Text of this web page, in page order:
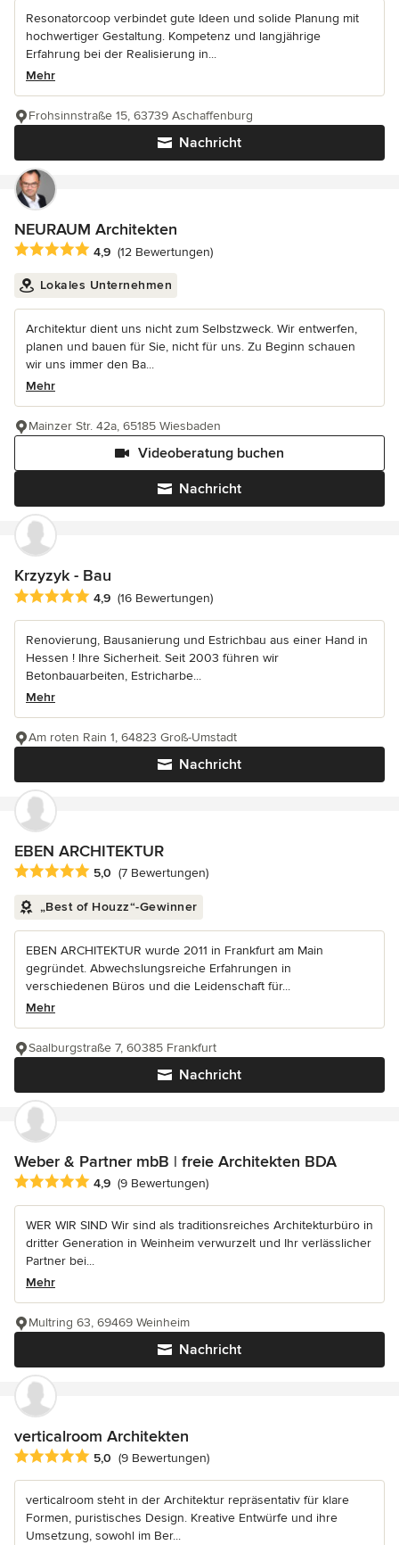
Resonatorcoop verbindet gute Ideen und solide Planung mit
hochwertiger Gestaltung. Kompetenz und langjährige
Erfahrung bei der Realisierung in...
Mehr
Nachricht
Frohsinnstraße 15, 63739 Aschaffenburg
NEURAUM Architekten
Durchschnittliche Bewertung: 4.9 von 5 Sternen
4,9 (12 Bewertungen)
Lokales Unternehmen
Architektur dient uns nicht zum Selbstzweck. Wir entwerfen,
planen und bauen für Sie, nicht für uns. Zu Beginn schauen
wir uns immer den Ba...
Mehr
Nachricht
Videoberatung buchen
Mainzer Str. 42a, 65185 Wiesbaden
Krzyzyk - Bau
Durchschnittliche Bewertung: 4.9 von 5 Sternen
4,9 (16 Bewertungen)
Renovierung, Bausanierung und Estrichbau aus einer Hand in
Hessen ! Ihre Sicherheit. Seit 2003 führen wir
Betonbauarbeiten, Estricharbe...
Mehr
Nachricht
Am roten Rain 1, 64823 Groß-Umstadt
EBEN ARCHITEKTUR
Durchschnittliche Bewertung: 5 von 5 Sternen
5,0 (7 Bewertungen)
„Best of Houzz“-Gewinner
EBEN ARCHITEKTUR wurde 2011 in Frankfurt am Main
gegründet. Abwechslungsreiche Erfahrungen in
verschiedenen Büros und die Leidenschaft für...
Mehr
Nachricht
Saalburgstraße 7, 60385 Frankfurt
Weber & Partner mbB | freie Architekten BDA
Durchschnittliche Bewertung: 4.9 von 5 Sternen
4,9 (9 Bewertungen)
WER WIR SIND Wir sind als traditionsreiches Architekturbüro in
dritter Generation in Weinheim verwurzelt und Ihr verlässlicher
Partner bei...
Mehr
Nachricht
Multring 63, 69469 Weinheim
verticalroom Architekten
Durchschnittliche Bewertung: 5 von 5 Sternen
5,0 (9 Bewertungen)
verticalroom steht in der Architektur repräsentativ für klare
Formen, puristisches Design. Kreative Entwürfe und ihre
Umsetzung, sowohl im Ber...